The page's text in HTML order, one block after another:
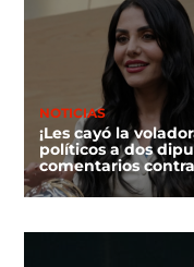
NOTICIAS
¡Les cayó la
políticos a dos
comentarios